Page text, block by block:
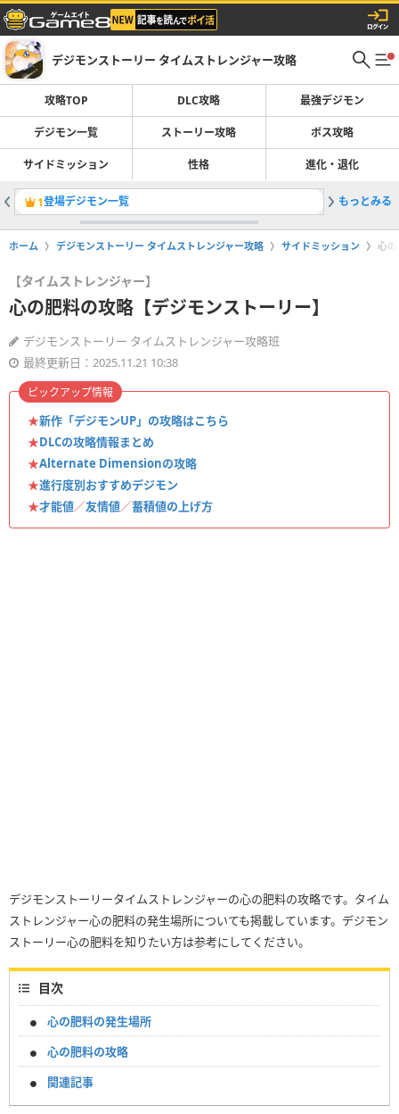
デジモンストーリー タイムストレンジャー攻略
攻略TOP DLC攻略 最強デジモン
デジモン一覧 ストーリー攻略 ボス攻略
サイドミッション 性格 進化・退化
1登場デジモン一覧 2ストー
もっとみる
ホーム デジモンストーリー タイムストレンジャー攻略 サイドミッション 心
【タイムストレンジャー】
心の肥料の攻略【デジモンストーリー】
デジモンストーリー タイムストレンジャー攻略班
最終更新日：2025.11.21 10:38
★新作「デジモンUP」の攻略はこちら
★DLCの攻略情報まとめ
★Alternate Dimensionの攻略
★進行度別おすすめデジモン
★才能値／友情値／蓄積値の上げ方
ピックアップ情報
デジモンストーリータイムストレンジャーの心の肥料の攻略です。タイム
ストレンジャー心の肥料の発生場所についても掲載しています。デジモン
ストーリー心の肥料を知りたい方は参考にしてください。
目次
心の肥料の発生場所
心の肥料の攻略
関連記事